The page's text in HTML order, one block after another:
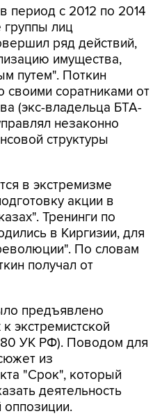
период с 2012 по 2014
группы лиц
ряд действий,
имущества,
путем". Поткин
своими соратниками от
(экс-владельца БТА-
незаконно
структуры
в экстремизме
акции в
Тренинги по
в Киргизии, для
По словам
получал от
предъявлено
экстремистской
УК РФ). Поводом для
из
"Срок", который
деятельность
оппозиции.